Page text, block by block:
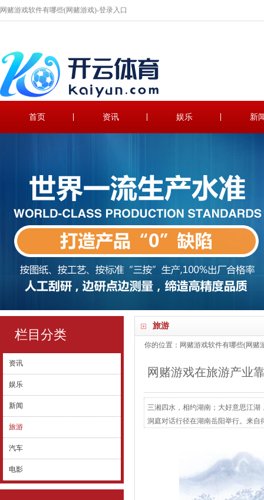
网赌游戏软件有哪些(网赌游戏)-登录入口
首页 资讯 娱乐 新
栏目分类
资讯
娱乐
新闻
旅游
汽车
电影
旅游
你的位置： 网赌游戏软件有哪些(网赌
网赌游戏在旅游产业
三湘四水，相约湖南；大好意思江湖
洞庭对话行径在湖南岳阳举行。来